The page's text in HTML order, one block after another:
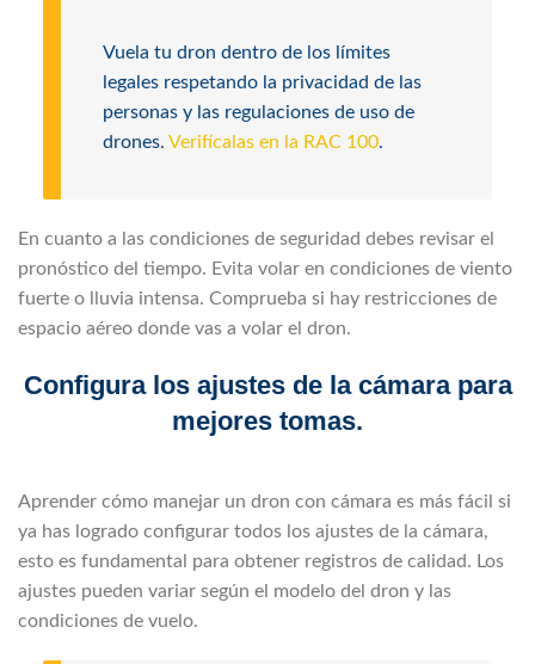
Vuela tu dron dentro de los límites
legales respetando la privacidad de las
personas y las regulaciones de uso de
drones. Verifícalas en la RAC 100.
En cuanto a las condiciones de seguridad debes revisar el
pronóstico del tiempo. Evita volar en condiciones de viento
fuerte o lluvia intensa. Comprueba si hay restricciones de
espacio aéreo donde vas a volar el dron.
Configura los ajustes de la cámara para
mejores tomas.
Aprender cómo manejar un dron con cámara es más fácil si
ya has logrado configurar todos los ajustes de la cámara,
esto es fundamental para obtener registros de calidad. Los
ajustes pueden variar según el modelo del dron y las
condiciones de vuelo.